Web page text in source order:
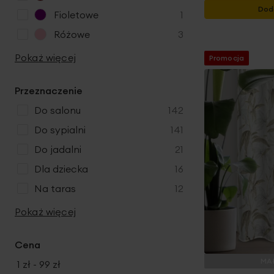
Promocja
y
k
y
u
k
y
d
u
t
r
d
u
Fioletowe 1
p
r
d
k
Różowe 3
p
o
u
k
y
Pokaż więcej
Przeznaczenie
do salonu
142
produkty
do sypialni
141
produkty
do jadalni
21
produkty
dla dziecka
16
produkty
na taras
12
produkty
Pokaż więcej
Cena
1 zł - 99 zł